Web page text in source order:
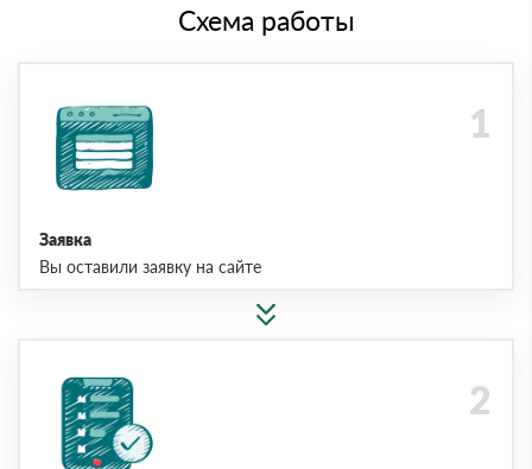
Схема работы
Заявка
Вы оставили заявку на сайте